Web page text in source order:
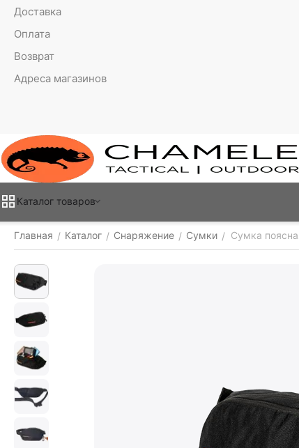
Доставка
Оплата
Возврат
Адреса магазинов
Каталог товаров
Главная / Каталог / Снаряжение / Сумки / Сумка